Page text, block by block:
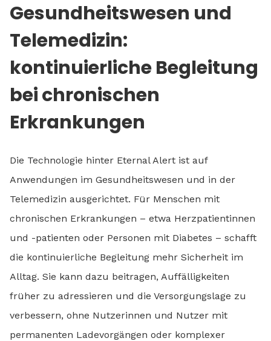
Gesundheitswesen und
Telemedizin:
kontinuierliche Begleitung
bei chronischen
Erkrankungen
Die Technologie hinter Eternal Alert ist auf
Anwendungen im Gesundheitswesen und in der
Telemedizin ausgerichtet. Für Menschen mit
chronischen Erkrankungen – etwa Herzpatientinnen
und -patienten oder Personen mit Diabetes – schafft
die kontinuierliche Begleitung mehr Sicherheit im
Alltag. Sie kann dazu beitragen, Auffälligkeiten
früher zu adressieren und die Versorgungslage zu
verbessern, ohne Nutzerinnen und Nutzer mit
permanenten Ladevorgängen oder komplexer